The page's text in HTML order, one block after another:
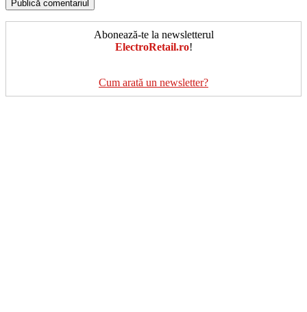
Abonează-te la newsletterul
ElectroRetail.ro!
Cum arată un newsletter?